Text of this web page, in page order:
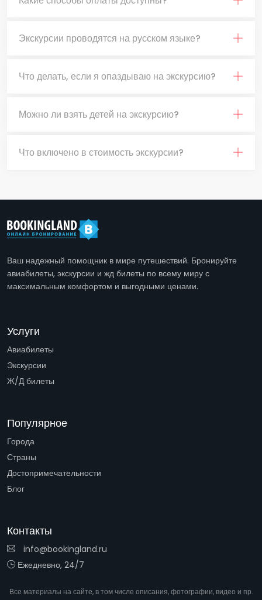
Экскурсии проводятся на русском языке?
Что делать, если я опаздываю на экскурсию?
Можно ли взять детей на экскурсию?
Что включено в стоимость экскурсии?
Ваш надежный помощник в мире путешествий. Бронируйте
авиабилеты, экскурсии и жд билеты по всему миру с
максимальным комфортом и выгодными ценами.
Услуги
Авиабилеты
Экскурсии
Ж/Д билеты
Популярное
Города
Страны
Достопримечательности
Блог
Контакты
info@bookingland.ru
Ежедневно, 24/7
Все материалы на сайте, в том числе описания, фотографии, видео и пр.